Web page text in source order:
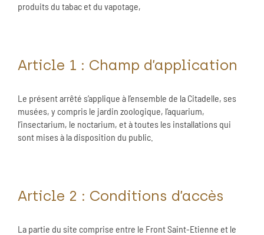
produits du tabac et du vapotage,
Article 1 : Champ d’application
Le présent arrêté s’applique à l’ensemble de la Citadelle, ses
musées, y compris le jardin zoologique, l’aquarium,
l’insectarium, le noctarium, et à toutes les installations qui
sont mises à la disposition du public.
Article 2 : Conditions d’accès
La partie du site comprise entre le Front Saint-Etienne et le